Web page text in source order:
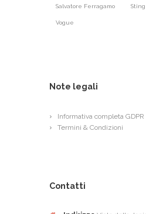
Salvatore Ferragamo Sting
Vogue
Note legali
Informativa completa
Termini & Condizioni
Contatti